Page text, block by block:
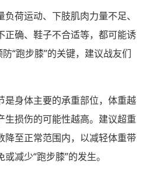
荷运动、下肢肌肉力量不足、
正确、鞋子不合适等，都可能诱
“跑步膝”的关键，建议战友们
是身体主要的承重部位，体重越
生损伤的可能性越高。建议超重
降至正常范围内，以减轻体重带
减少“跑步膝”的发生。